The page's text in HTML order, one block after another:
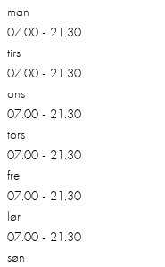
man
07.00 - 21.30
tirs
07.00 - 21.30
ons
07.00 - 21.30
tors
07.00 - 21.30
fre
07.00 - 21.30
lør
07.00 - 21.30
søn